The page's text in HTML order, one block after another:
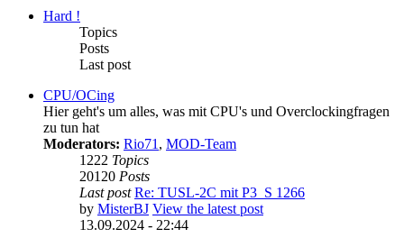
Hard !
Topics
Posts
Last post
CPU/OCing
Hier geht's um alles, was mit CPU's und Overclockingfragen
zu tun hat
Moderators: Rio71, MOD-Team
1222 Topics
20120 Posts
Last post Re: TUSL-2C mit P3_S 1266
by MisterBJ View the latest post
13.09.2024 - 22:44